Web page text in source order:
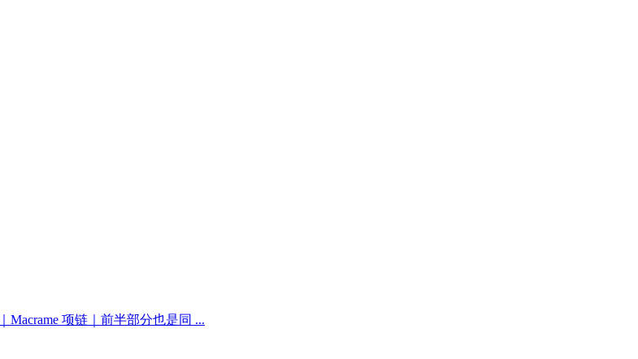
Macrame 项链｜前半部分也是同 ...